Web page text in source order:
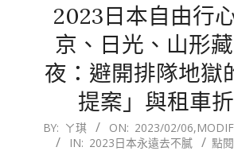
2023日本自由行
京、日光、山形
夜：避開排隊地獄
提案」與租車
2023-
BY: ㄚ琪 ON: 2023/02/06
IN: 2023日本永遠去不膩 點